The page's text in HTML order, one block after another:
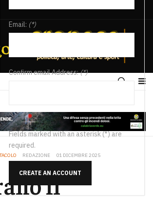
Email: (*)
Confirm email Address:(*)
Fields marked with an asterisk (*) are
required.
CREATE AN ACCOUNT
REDAZIONE 01 DICEMBRE 2025
il